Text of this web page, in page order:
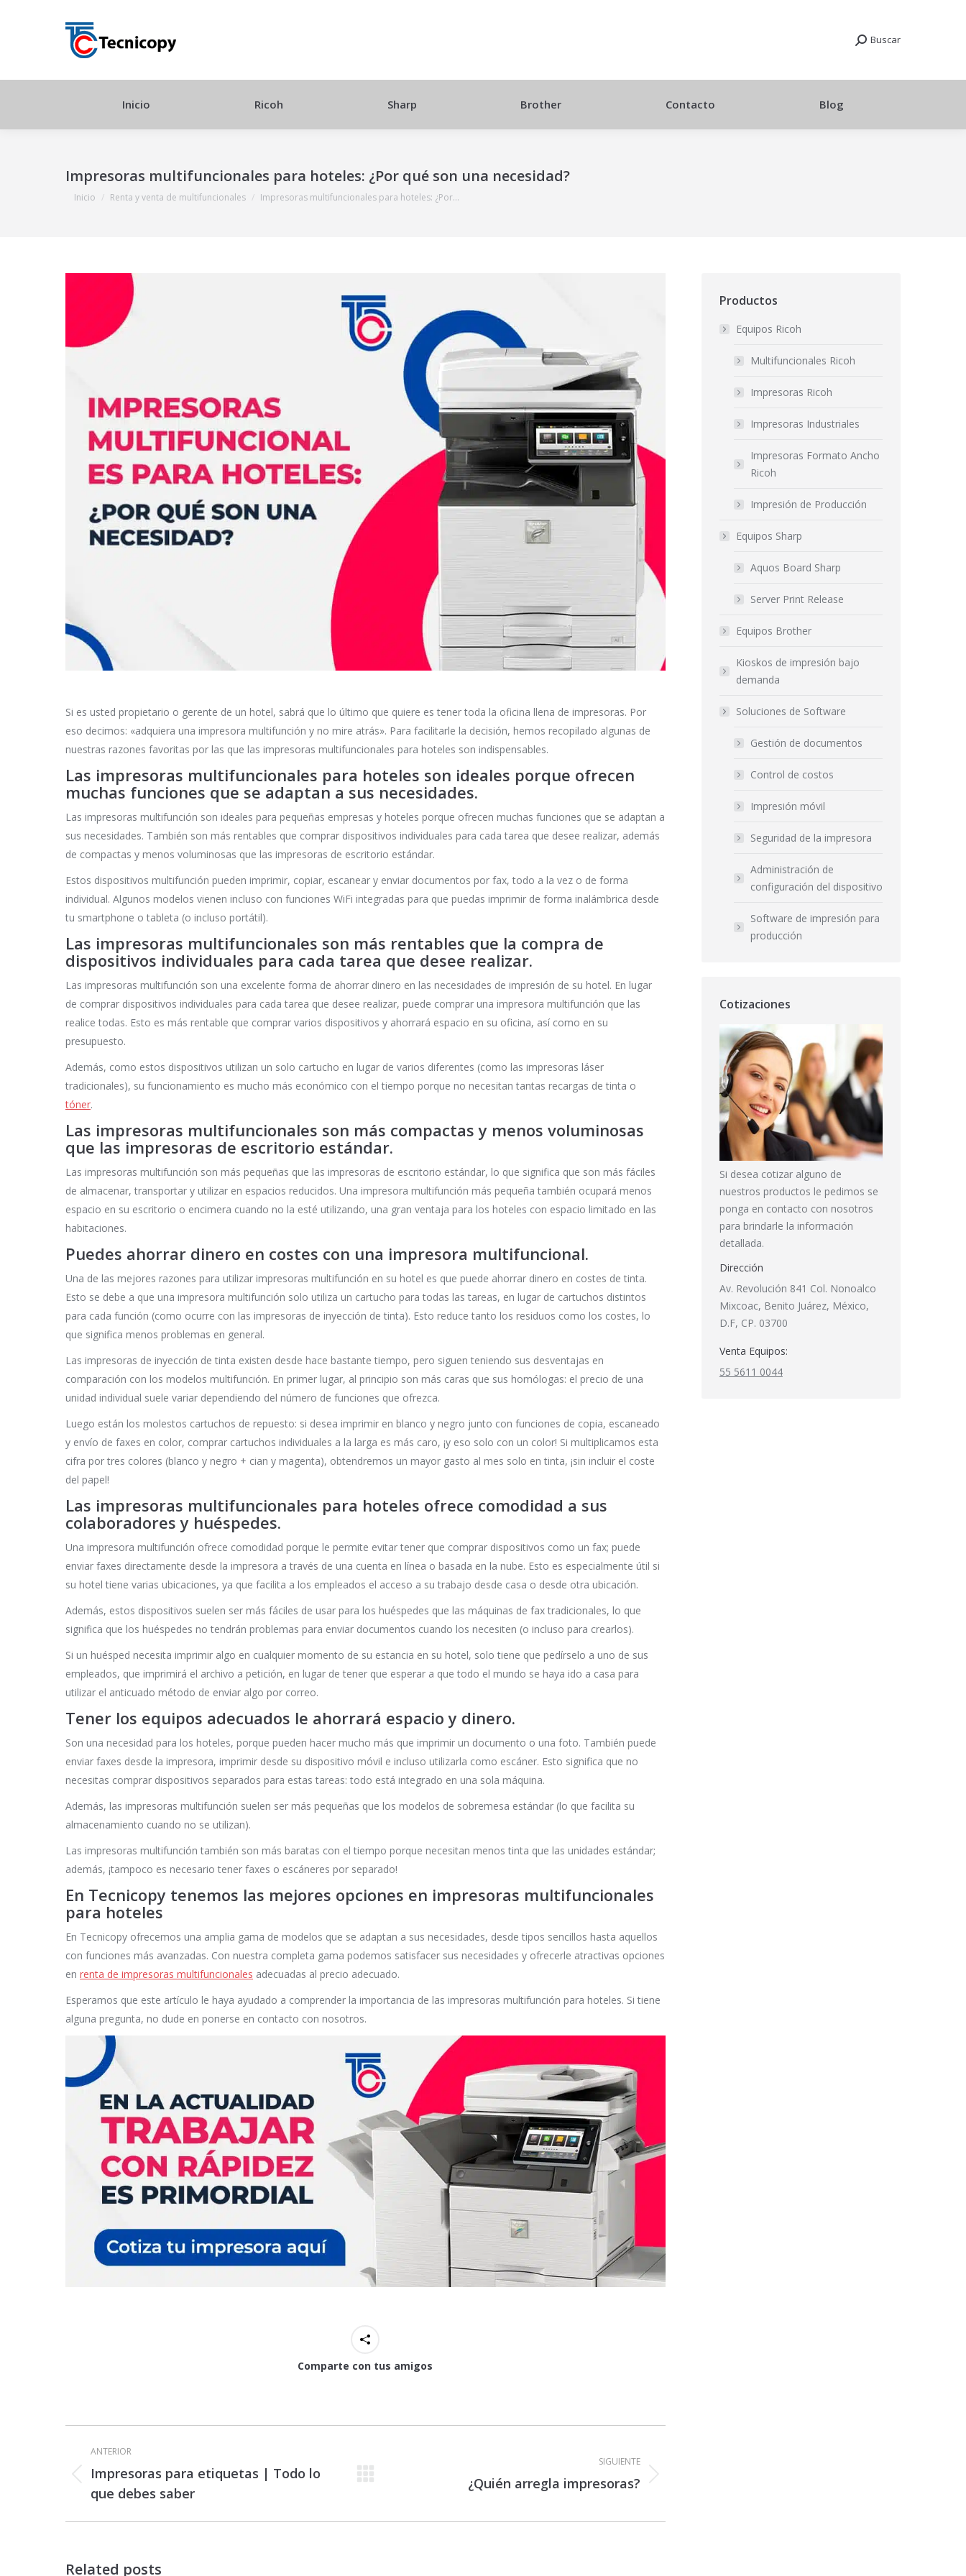
Buscar
Inicio Ricoh Sharp Brother Contacto Blog
Impresoras multifuncionales para hoteles: ¿Por qué son una necesidad?
Estás aquí:
Inicio Renta y venta de multifuncionales Impresoras multifuncionales para hoteles: ¿Por…
Si es usted propietario o gerente de un hotel, sabrá que lo último que quiere es tener toda la oficina llena de impresoras. Por
eso decimos: «adquiera una impresora multifunción y no mire atrás». Para facilitarle la decisión, hemos recopilado algunas de
nuestras razones favoritas por las que las impresoras multifuncionales para hoteles son indispensables.
Las impresoras multifuncionales para hoteles son ideales porque ofrecen
muchas funciones que se adaptan a sus necesidades.
Las impresoras multifunción son ideales para pequeñas empresas y hoteles porque ofrecen muchas funciones que se adaptan a
sus necesidades. También son más rentables que comprar dispositivos individuales para cada tarea que desee realizar, además
de compactas y menos voluminosas que las impresoras de escritorio estándar.
Estos dispositivos multifunción pueden imprimir, copiar, escanear y enviar documentos por fax, todo a la vez o de forma
individual. Algunos modelos vienen incluso con funciones WiFi integradas para que puedas imprimir de forma inalámbrica desde
tu smartphone o tableta (o incluso portátil).
Las impresoras multifuncionales son más rentables que la compra de
dispositivos individuales para cada tarea que desee realizar.
Las impresoras multifunción son una excelente forma de ahorrar dinero en las necesidades de impresión de su hotel. En lugar
de comprar dispositivos individuales para cada tarea que desee realizar, puede comprar una impresora multifunción que las
realice todas. Esto es más rentable que comprar varios dispositivos y ahorrará espacio en su oficina, así como en su
presupuesto.
Además, como estos dispositivos utilizan un solo cartucho en lugar de varios diferentes (como las impresoras láser
tradicionales), su funcionamiento es mucho más económico con el tiempo porque no necesitan tantas recargas de tinta o
tóner.
Las impresoras multifuncionales son más compactas y menos voluminosas
que las impresoras de escritorio estándar.
Las impresoras multifunción son más pequeñas que las impresoras de escritorio estándar, lo que significa que son más fáciles
de almacenar, transportar y utilizar en espacios reducidos. Una impresora multifunción más pequeña también ocupará menos
espacio en su escritorio o encimera cuando no la esté utilizando, una gran ventaja para los hoteles con espacio limitado en las
habitaciones.
Puedes ahorrar dinero en costes con una impresora multifuncional.
Una de las mejores razones para utilizar impresoras multifunción en su hotel es que puede ahorrar dinero en costes de tinta.
Esto se debe a que una impresora multifunción solo utiliza un cartucho para todas las tareas, en lugar de cartuchos distintos
para cada función (como ocurre con las impresoras de inyección de tinta). Esto reduce tanto los residuos como los costes, lo
que significa menos problemas en general.
Las impresoras de inyección de tinta existen desde hace bastante tiempo, pero siguen teniendo sus desventajas en
comparación con los modelos multifunción. En primer lugar, al principio son más caras que sus homólogas: el precio de una
unidad individual suele variar dependiendo del número de funciones que ofrezca.
Luego están los molestos cartuchos de repuesto: si desea imprimir en blanco y negro junto con funciones de copia, escaneado
y envío de faxes en color, comprar cartuchos individuales a la larga es más caro, ¡y eso solo con un color! Si multiplicamos esta
cifra por tres colores (blanco y negro + cian y magenta), obtendremos un mayor gasto al mes solo en tinta, ¡sin incluir el coste
del papel!
Las impresoras multifuncionales para hoteles ofrece comodidad a sus
colaboradores y huéspedes.
Una impresora multifunción ofrece comodidad porque le permite evitar tener que comprar dispositivos como un fax; puede
enviar faxes directamente desde la impresora a través de una cuenta en línea o basada en la nube. Esto es especialmente útil si
su hotel tiene varias ubicaciones, ya que facilita a los empleados el acceso a su trabajo desde casa o desde otra ubicación.
Además, estos dispositivos suelen ser más fáciles de usar para los huéspedes que las máquinas de fax tradicionales, lo que
significa que los huéspedes no tendrán problemas para enviar documentos cuando los necesiten (o incluso para crearlos).
Si un huésped necesita imprimir algo en cualquier momento de su estancia en su hotel, solo tiene que pedírselo a uno de sus
empleados, que imprimirá el archivo a petición, en lugar de tener que esperar a que todo el mundo se haya ido a casa para
utilizar el anticuado método de enviar algo por correo.
Tener los equipos adecuados le ahorrará espacio y dinero.
Son una necesidad para los hoteles, porque pueden hacer mucho más que imprimir un documento o una foto. También puede
enviar faxes desde la impresora, imprimir desde su dispositivo móvil e incluso utilizarla como escáner. Esto significa que no
necesitas comprar dispositivos separados para estas tareas: todo está integrado en una sola máquina.
Además, las impresoras multifunción suelen ser más pequeñas que los modelos de sobremesa estándar (lo que facilita su
almacenamiento cuando no se utilizan).
Las impresoras multifunción también son más baratas con el tiempo porque necesitan menos tinta que las unidades estándar;
además, ¡tampoco es necesario tener faxes o escáneres por separado!
En Tecnicopy tenemos las mejores opciones en impresoras multifuncionales
para hoteles
En Tecnicopy ofrecemos una amplia gama de modelos que se adaptan a sus necesidades, desde tipos sencillos hasta aquellos
con funciones más avanzadas. Con nuestra completa gama podemos satisfacer sus necesidades y ofrecerle atractivas opciones
en renta de impresoras multifuncionales adecuadas al precio adecuado.
Esperamos que este artículo le haya ayudado a comprender la importancia de las impresoras multifunción para hoteles. Si tiene
alguna pregunta, no dude en ponerse en contacto con nosotros.
Comparte con tus amigos
Navegación
entre
publicaciones
ANTERIOR
Publicación
anterior:
Impresoras para etiquetas | Todo lo
que debes saber
SIGUIENTE
¿Quién arregla impresoras?
Related posts
Productos
Equipos Ricoh
Multifuncionales Ricoh
Impresoras Ricoh
Impresoras Industriales
Impresoras Formato Ancho
Ricoh
Impresión de Producción
Equipos Sharp
Aquos Board Sharp
Server Print Release
Equipos Brother
Kioskos de impresión bajo
demanda
Soluciones de Software
Gestión de documentos
Control de costos
Impresión móvil
Seguridad de la impresora
Administración de
configuración del dispositivo
Software de impresión para
producción
Cotizaciones
Si desea cotizar alguno de
nuestros productos le pedimos se
ponga en contacto con nosotros
para brindarle la información
detallada.
Dirección
Av. Revolución 841 Col. Nonoalco
Mixcoac, Benito Juárez, México,
D.F, CP. 03700
Venta Equipos:
55 5611 0044